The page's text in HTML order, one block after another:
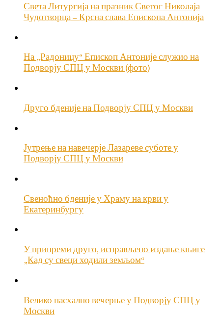
Света Литургија на празник Светог Николаја
Чудотворца – Крсна слава Епископа Антонија
На „Радоницу“ Епископ Антоније служио на
Подворју СПЦ у Москви (фото)
Друго бденије на Подворју СПЦ у Москви
Јутрење на навечерје Лазареве суботе у
Подворју СПЦ у Москви
Свеноћно бденије у Храму на крви у
Екатеринбургу
У припреми друго, исправљено издање књиге
„Кад су свеци ходили земљом“
Велико пасхално вечерње у Подворју СПЦ у
Москви